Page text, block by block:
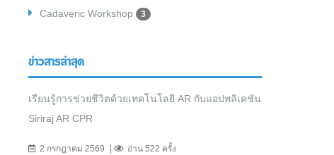
Cadaveric Workshop 3
ข่าวสารล่าสุด
เรียนรู้การช่วยชีวิตด้วยเทคโนโลยี AR กับแอปพลิเคชัน
Siriraj AR CPR
2 กรกฎาคม 2569 อ่าน 522 ครั้ง